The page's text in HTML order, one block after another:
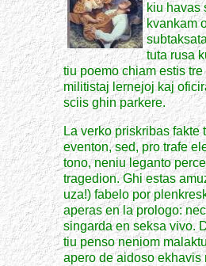
kiu havas
kvankam
tuta rusa
tiu poemo chiam estis
militistaj lernejoj kaj
sciis ghin parkere.
La verko priskribas fakte
eventon, sed, pro trafe
tono, neniu leganto
tragedion. Ghi estas
uza!) fabelo por
aperas en la prologo:
singarda en seksa vivo.
tiu penso neniom
apero de aidoso ekhavis